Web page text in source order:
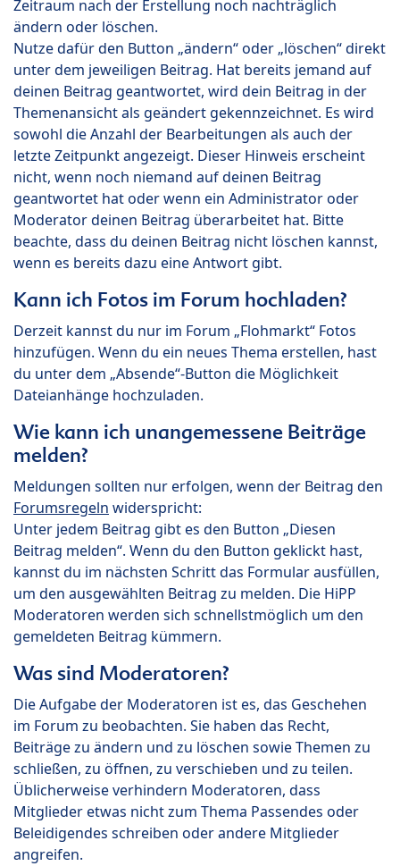
Zeitraum nach der Erstellung noch nachträglich
ändern oder löschen.
Nutze dafür den Button „ändern“ oder „löschen“ direkt
unter dem jeweiligen Beitrag. Hat bereits jemand auf
deinen Beitrag geantwortet, wird dein Beitrag in der
Themenansicht als geändert gekennzeichnet. Es wird
sowohl die Anzahl der Bearbeitungen als auch der
letzte Zeitpunkt angezeigt. Dieser Hinweis erscheint
nicht, wenn noch niemand auf deinen Beitrag
geantwortet hat oder wenn ein Administrator oder
Moderator deinen Beitrag überarbeitet hat. Bitte
beachte, dass du deinen Beitrag nicht löschen kannst,
wenn es bereits dazu eine Antwort gibt.
Kann ich Fotos im Forum hochladen?
Derzeit kannst du nur im Forum „Flohmarkt“ Fotos
hinzufügen. Wenn du ein neues Thema erstellen, hast
du unter dem „Absende“-Button die Möglichkeit
Dateianhänge hochzuladen.
Wie kann ich unangemessene Beiträge
melden?
Meldungen sollten nur erfolgen, wenn der Beitrag den
Forumsregeln widerspricht:
Unter jedem Beitrag gibt es den Button „Diesen
Beitrag melden“. Wenn du den Button geklickt hast,
kannst du im nächsten Schritt das Formular ausfüllen,
um den ausgewählten Beitrag zu melden. Die HiPP
Moderatoren werden sich schnellstmöglich um den
gemeldeten Beitrag kümmern.
Was sind Moderatoren?
Die Aufgabe der Moderatoren ist es, das Geschehen
im Forum zu beobachten. Sie haben das Recht,
Beiträge zu ändern und zu löschen sowie Themen zu
schließen, zu öffnen, zu verschieben und zu teilen.
Üblicherweise verhindern Moderatoren, dass
Mitglieder etwas nicht zum Thema Passendes oder
Beleidigendes schreiben oder andere Mitglieder
angreifen.